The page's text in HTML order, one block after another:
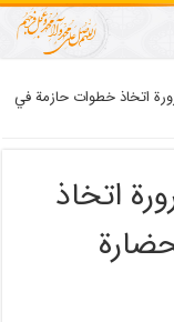
اتخاذ خطوات حازمة في
اتخاذ